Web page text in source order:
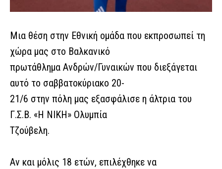
Μια θέση στην Εθνική ομάδα που εκπροσωπεί τη
χώρα μας στο Βαλκανικό
πρωτάθλημα Ανδρών/Γυναικών που διεξάγεται
αυτό το σαββατοκύριακο 20-
21/6 στην πόλη μας εξασφάλισε η άλτρια του
Γ.Σ.Β. «Η ΝΙΚΗ» Ολυμπία
Τζούβελη.
Αν και μόλις 18 ετών, επιλέχθηκε να